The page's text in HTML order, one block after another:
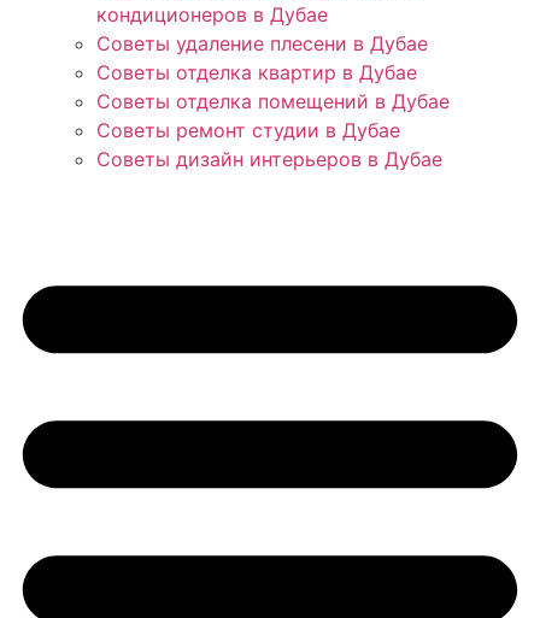
кондиционеров в Дубае
Советы удаление плесени в Дубае
Советы отделка квартир в Дубае
Советы отделка помещений в Дубае
Советы ремонт студии в Дубае
Советы дизайн интерьеров в Дубае